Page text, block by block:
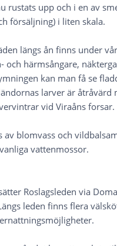
rustats upp och i en av
försäljning) i liten skala.
längs ån finns under
och härmsångare,
kan man få se
larver är åtråvärd
vid Viraåns forsar.
av blomvass och
vattenmossor.
Roslagsleden via
leden finns flera